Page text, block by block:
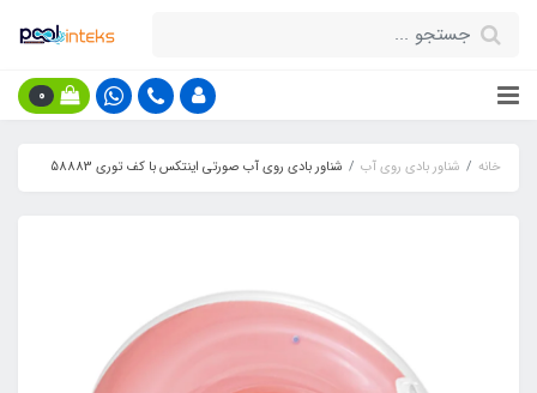
0
خانه شناور بادی روی آب شناور بادی روی آب صورتی اینتکس با کف توری 58883